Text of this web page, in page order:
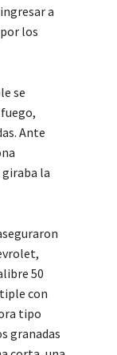
a
los
se
Ante
la
50
con
tipo
granadas